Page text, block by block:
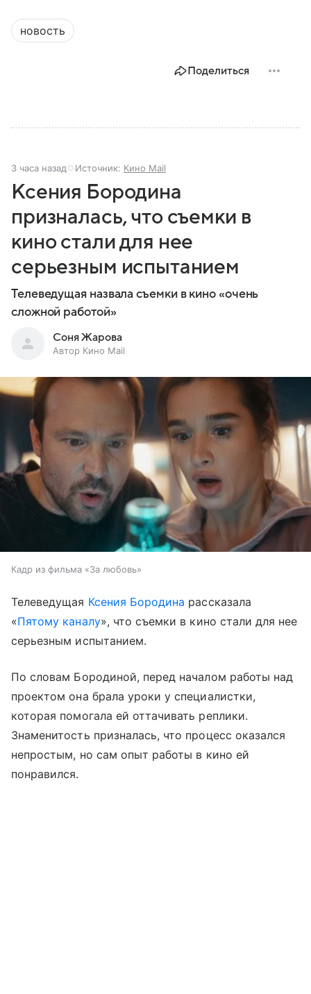
новость
Поделиться
3 часа назад Источник: Кино Mail
Ксения Бородина
призналась, что съемки в
кино стали для нее
серьезным испытанием
Телеведущая назвала съемки в кино «очень
сложной работой»
Соня Жарова
Автор Кино Mail
Кадр из фильма «За любовь»
Телеведущая Ксения Бородина рассказала
«Пятому каналу», что съемки в кино стали для нее
серьезным испытанием.
По словам Бородиной, перед началом работы над
проектом она брала уроки у специалистки,
которая помогала ей оттачивать реплики.
Знаменитость призналась, что процесс оказался
непростым, но сам опыт работы в кино ей
понравился.